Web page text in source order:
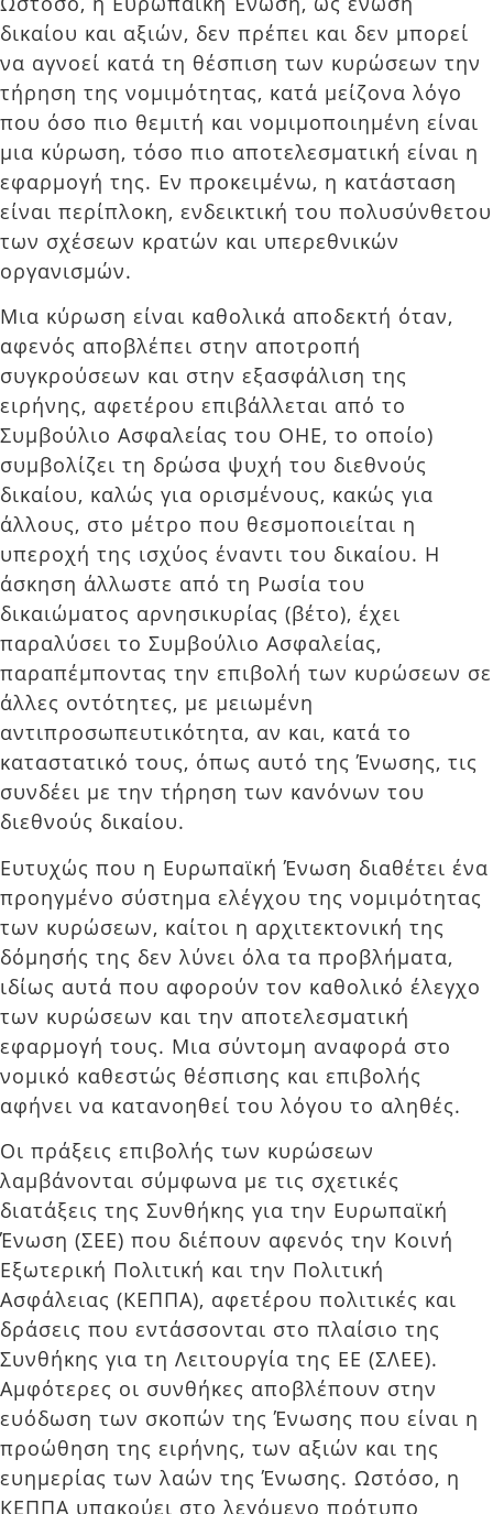
δικαίου και αξιών, δεν πρέπει και δεν μπορεί
να αγνοεί κατά τη θέσπιση των κυρώσεων την
τήρηση της νομιμότητας, κατά μείζονα λόγο
που όσο πιο θεμιτή και νομιμοποιημένη είναι
μια κύρωση, τόσο πιο αποτελεσματική είναι η
εφαρμογή της. Εν προκειμένω, η κατάσταση
είναι περίπλοκη, ενδεικτική του πολυσύνθετου
των σχέσεων κρατών και υπερεθνικών
οργανισμών.
Μια κύρωση είναι καθολικά αποδεκτή όταν,
αφενός αποβλέπει στην αποτροπή
συγκρούσεων και στην εξασφάλιση της
ειρήνης, αφετέρου επιβάλλεται από το
Συμβούλιο Ασφαλείας του ΟΗΕ, το οποίο)
συμβολίζει τη δρώσα ψυχή του διεθνούς
δικαίου, καλώς για ορισμένους, κακώς για
άλλους, στο μέτρο που θεσμοποιείται η
υπεροχή της ισχύος έναντι του δικαίου. Η
άσκηση άλλωστε από τη Ρωσία του
δικαιώματος αρνησικυρίας (βέτο), έχει
παραλύσει το Συμβούλιο Ασφαλείας,
παραπέμποντας την επιβολή των κυρώσεων σε
άλλες οντότητες, με μειωμένη
αντιπροσωπευτικότητα, αν και, κατά το
καταστατικό τους, όπως αυτό της Ένωσης, τις
συνδέει με την τήρηση των κανόνων του
διεθνούς δικαίου.
Ευτυχώς που η Ευρωπαϊκή Ένωση διαθέτει ένα
προηγμένο σύστημα ελέγχου της νομιμότητας
των κυρώσεων, καίτοι η αρχιτεκτονική της
δόμησής της δεν λύνει όλα τα προβλήματα,
ιδίως αυτά που αφορούν τον καθολικό έλεγχο
των κυρώσεων και την αποτελεσματική
εφαρμογή τους. Μια σύντομη αναφορά στο
νομικό καθεστώς θέσπισης και επιβολής
αφήνει να κατανοηθεί του λόγου το αληθές.
Οι πράξεις επιβολής των κυρώσεων
λαμβάνονται σύμφωνα με τις σχετικές
διατάξεις της Συνθήκης για την Ευρωπαϊκή
Ένωση (ΣΕΕ) που διέπουν αφενός την Κοινή
Εξωτερική Πολιτική και την Πολιτική
Ασφάλειας (ΚΕΠΠΑ), αφετέρου πολιτικές και
δράσεις που εντάσσονται στο πλαίσιο της
Συνθήκης για τη Λειτουργία της ΕΕ (ΣΛΕΕ).
Αμφότερες οι συνθήκες αποβλέπουν στην
ευόδωση των σκοπών της Ένωσης που είναι η
προώθηση της ειρήνης, των αξιών και της
ευημερίας των λαών της Ένωσης. Ωστόσο, η
ΚΕΠΠΑ υπακούει στο λεγόμενο πρότυπο